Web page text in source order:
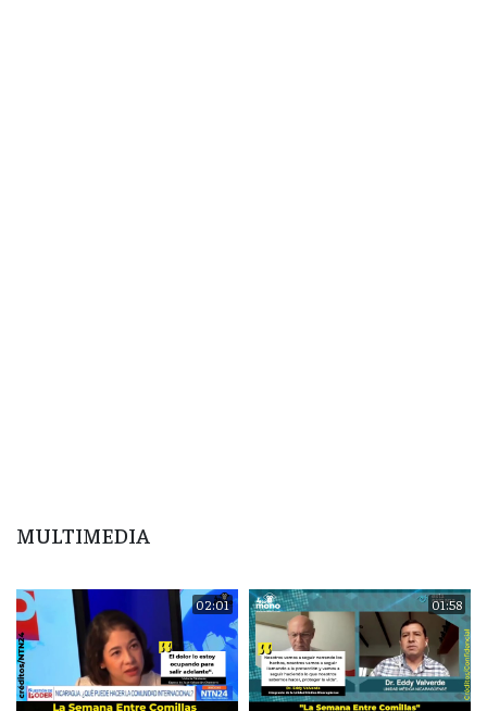
MULTIMEDIA
02:01 01:58